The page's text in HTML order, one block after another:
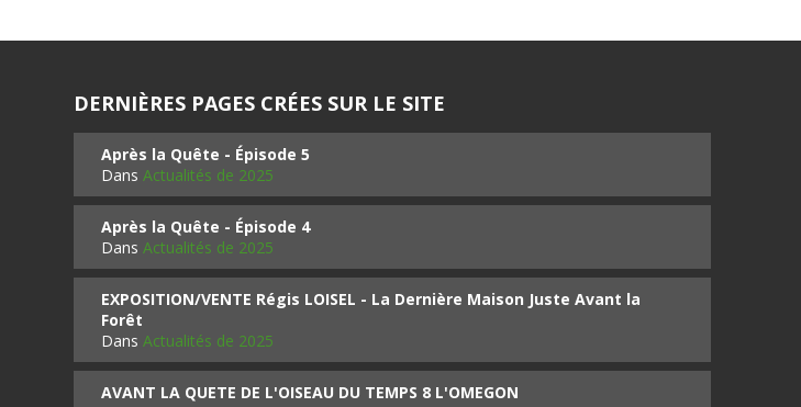
DERNIÈRES PAGES CRÉES SUR LE SITE
Après la Quête - Épisode 5
Dans Actualités de 2025
Après la Quête - Épisode 4
Dans Actualités de 2025
EXPOSITION/VENTE Régis LOISEL - La Dernière Maison Juste Avant la
Forêt
Dans Actualités de 2025
AVANT LA QUETE DE L'OISEAU DU TEMPS 8 L'OMEGON